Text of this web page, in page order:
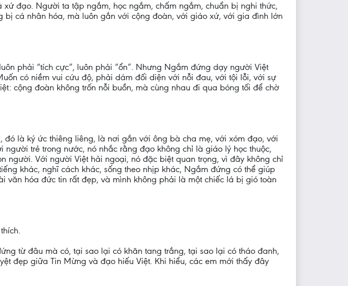
đạo. Người ta tập ngắm, học ngắm, chấm ngắm, chuẩn bị nghi thức,
bị cá nhân hóa, mà luôn gắn với cộng đoàn, với giáo xứ, với gia đình lớn
phải “tích cực”, luôn phải “ổn”. Nhưng Ngắm đứng dạy người Việt
có niềm vui cứu độ, phải dám đối diện với nỗi đau, với tội lỗi, với sự
cộng đoàn không trốn nỗi buồn, mà cùng nhau đi qua bóng tối để chờ
là ký ức thiêng liêng, là nơi gắn với ông bà cha mẹ, với xóm đạo, với
trẻ trong nước, nó nhắc rằng đạo không chỉ là giáo lý học thuộc,
người. Với người Việt hải ngoại, nó đặc biệt quan trọng, vì đây không chỉ
khác, nghĩ cách khác, sống theo nhịp khác, Ngắm đứng có thể giúp
văn hóa đức tin rất đẹp, và mình không phải là một chiếc lá bị gió toàn
từ đâu mà có, tại sao lại có khăn tang trắng, tại sao lại có tháo đanh,
đẹp giữa Tin Mừng và đạo hiếu Việt. Khi hiểu, các em mới thấy đây